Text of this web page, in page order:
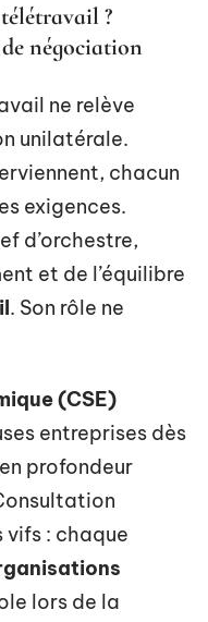
?
négociation
ne relève
unilatérale.
chacun
exigences.
d’orchestre,
et de l’équilibre
. Son rôle ne
(CSE)
entreprises dès
profondeur
: chaque
lors de la